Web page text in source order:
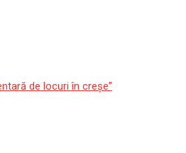
de locuri în creșe”